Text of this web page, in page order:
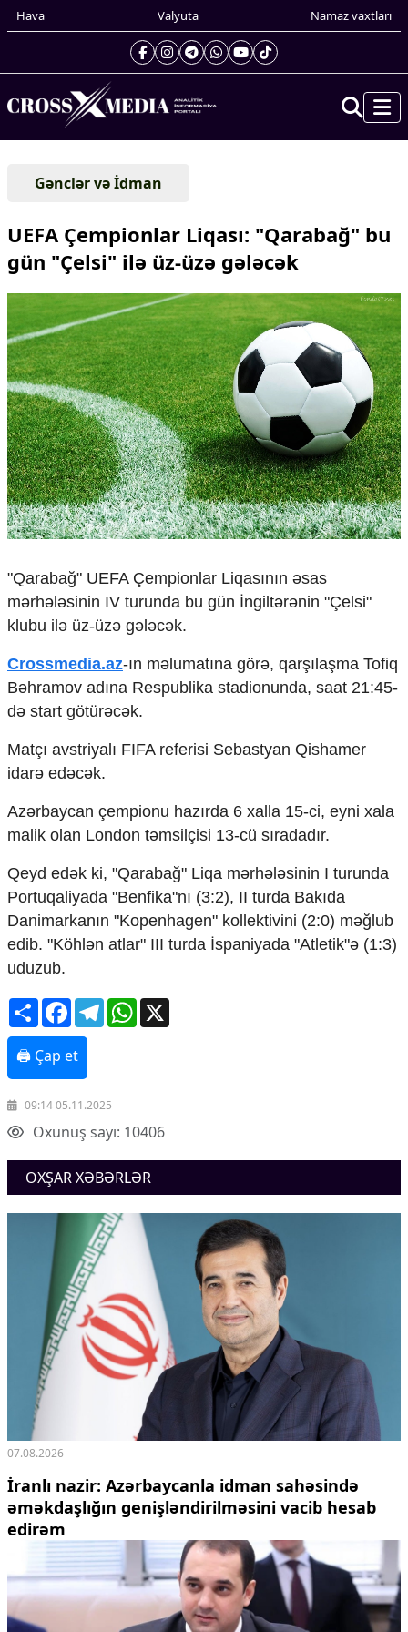
Hava Valyuta Namaz vaxtları
Prezidentin gündəliyi
Gündəm
Xarici xəbərlər
Cənubi Qafqaz
Yaxın Şərq
Avropa
Amerika
Asiya
Afrika
Çarpaz baxış
Təhlil
Siyasi
Geosiyasi
İqtisadi
Sosioloji
Araşdırma
Multimedia
Foto
İnfoqrafika
Podcast
Humanitar
Elm və təhsil
Mədəniyyət
Yüksəliş hekayəsi
Mədəniyyətimizin Zəfəri
Səhiyyə
Ailə və uşaq
Turizm
İqtisadiyyat
İqtisadi xəbərlər
Energetika
Neft-qaz
Əmək və sosial siyasət
Kənd təsərrüfatı
Hərbi sənaye
COP29
Crossmedia.az - 1 yaş
Məhkəmə və hüquq
Ekologiya
Zəfər - 5
Gənclər və İdman
Media və QHT
Hadisə
Sağlamlıq
Sosium
Mənəvi dəyərlər
Texnologiya
Mətbuat-150
Əlaqə
Missiyamız
Gənclər və İdman
UEFA Çempionlar Liqası: "Qarabağ" bu
gün "Çelsi" ilə üz-üzə gələcək
"Qarabağ" UEFA Çempionlar Liqasının əsas
mərhələsinin IV turunda bu gün İngiltərənin "Çelsi"
klubu il ə üz-üzə gələcək.
Crossmedia.az-ın məlumatına görə, qarşılaşma Tofiq
Bəhramov adına Respublika stadionunda, saat 21:45-
də start götürəcək.
Matçı avstriyalı FIFA referisi Sebastyan Qishamer
idarə edəcək.
Azərbaycan çempionu hazırda 6 xalla 15-ci, eyni xala
malik olan London təmsil çisi 13-cü sıradadır.
Qeyd edək ki, "Qarabağ" Liqa mərhələsinin I turunda
Portuqaliyada "Benfika"nı (3:2), II turda Bakıda
Danimarkanın "Kopenhagen" kollektivini (2:0) məğlub
edib. "Köhl ən atlar" III turda İspaniyada "Atletik"ə (1:3)
uduzub.
ShareFacebookTelegramWhatsApp
🖨 Çap et
09:14 05.11.2025
Oxunuş sayı: 10406
OXŞAR XƏBƏRLƏR
07.08.2026
İranlı nazir: Azərbaycanla idman sahəsində
əməkdaşlığın genişləndirilməsini vacib hesab
edirəm